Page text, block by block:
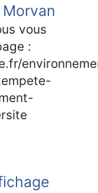
vous
: